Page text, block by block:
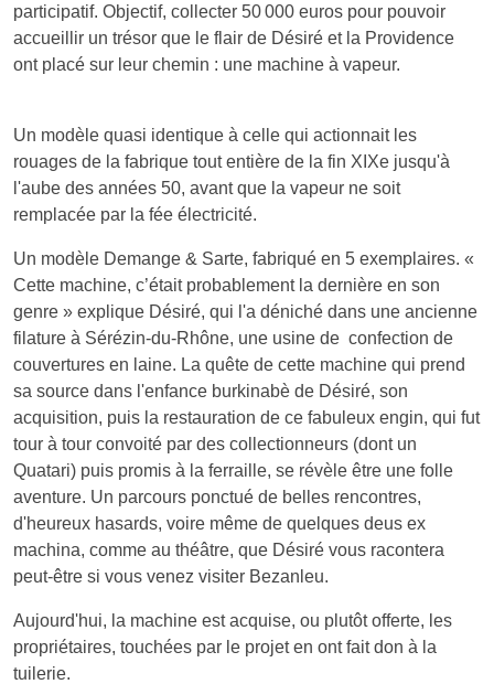
participatif. Objectif, collecter 50 000 euros pour pouvoir
accueillir un trésor que le flair de Désiré et la Providence
ont placé sur leur chemin : une machine à vapeur.
Un modèle quasi identique à celle qui actionnait les
rouages de la fabrique tout entière de la fin XIXe jusqu'à
l'aube des années 50, avant que la vapeur ne soit
remplacée par la fée électricité.
Un modèle Demange & Sarte, fabriqué en 5 exemplaires. «
Cette machine, c’était probablement la dernière en son
genre » explique Désiré, qui l'a déniché dans une ancienne
filature à Sérézin-du-Rhône, une usine de confection de
couvertures en laine. La quête de cette machine qui prend
sa source dans l'enfance burkinabè de Désiré, son
acquisition, puis la restauration de ce fabuleux engin, qui fut
tour à tour convoité par des collectionneurs (dont un
Quatari) puis promis à la ferraille, se révèle être une folle
aventure. Un parcours ponctué de belles rencontres,
d'heureux hasards, voire même de quelques deus ex
machina, comme au théâtre, que Désiré vous racontera
peut-être si vous venez visiter Bezanleu.
Aujourd'hui, la machine est acquise, ou plutôt offerte, les
propriétaires, touchées par le projet en ont fait don à la
tuilerie.